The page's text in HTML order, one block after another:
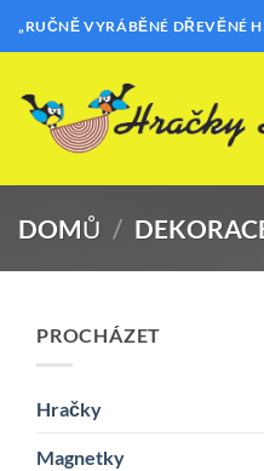
Přeskočit
„RUČNĚ VYRÁBĚNÉ DŘEVĚNÉ
DOMŮ /
PROCHÁZET
Hračky
Magnetky